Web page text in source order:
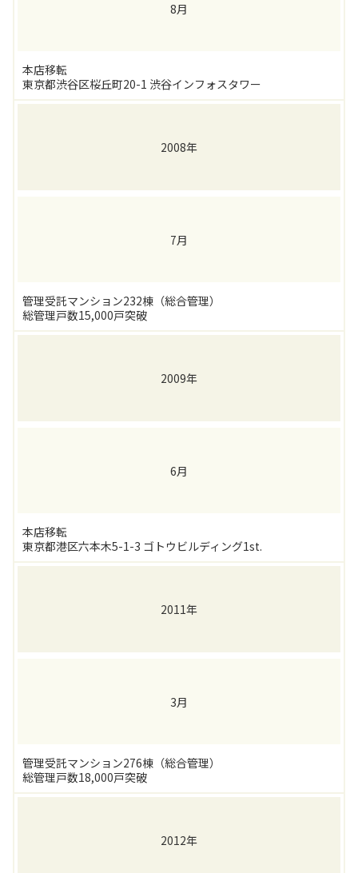
8月
本店移転
東京都渋谷区桜丘町20-1 渋谷インフォスタワー
2008年
7月
管理受託マンション232棟（総合管理）
総管理戸数15,000戸突破
2009年
6月
本店移転
東京都港区六本木5-1-3 ゴトウビルディング1st.
2011年
3月
管理受託マンション276棟（総合管理）
総管理戸数18,000戸突破
2012年